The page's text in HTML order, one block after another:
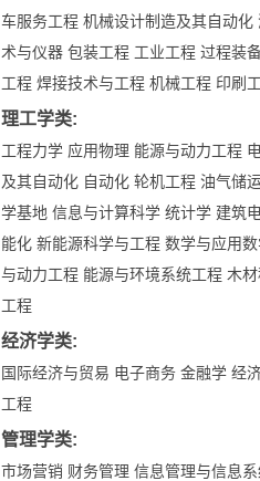
车服务工程 机械设计制造及其自动化
术与仪器 包装工程 工业工程 过程装
工程 焊接技术与工程 机械工程 印刷
理工学类:
工程力学 应用物理 能源与动力工程
及其自动化 自动化 轮机工程 油气储
学基地 信息与计算科学 统计学 建筑
能化 新能源科学与工程 数学与应用
与动力工程 能源与环境系统工程 木
工程
经济学类:
国际经济与贸易 电子商务 金融学 经
工程
管理学类:
市场营销 财务管理 信息管理与信息